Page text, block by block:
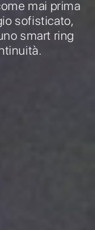
mai prima
sofisticato,
smart ring